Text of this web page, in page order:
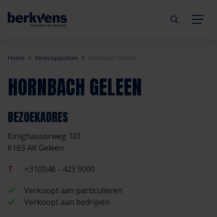
Deuren
Hang- & sluitwerk
Diensten
Technische documentatie
Eengezinswoning
Utiliteitsgebouw
Prefab woning
Aannemer
Projectontwikkelaar
Handelspartner
Inbraakwerend
Geluidwerend
Rookwerend
Duurzaamheid
mijndeur.nl
Inspiratie
Verkooppunten
Veelgestelde vragen
Blog
Duurzaamheid
GND Garantiedeuren
Werken bij Berkvens
Home Verkooppunten Hornbach Geleen
HORNBACH GELEEN
BEZOEKADRES
Einighauserweg 101
6163 AK Geleen
T
+31(0)46 - 423 9000
Verkoopt aan particulieren
Verkoopt aan bedrijven